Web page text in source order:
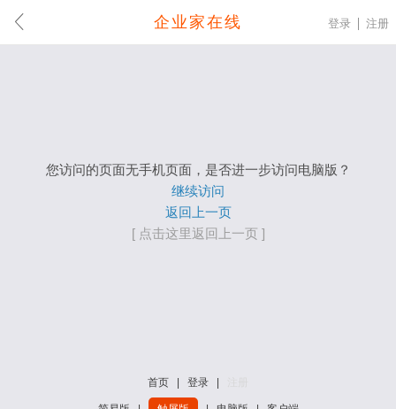
企业家在线 登录 注册
您访问的页面无手机页面，是否进一步访问电脑版？
继续访问
返回上一页
[ 点击这里返回上一页 ]
首页 登录